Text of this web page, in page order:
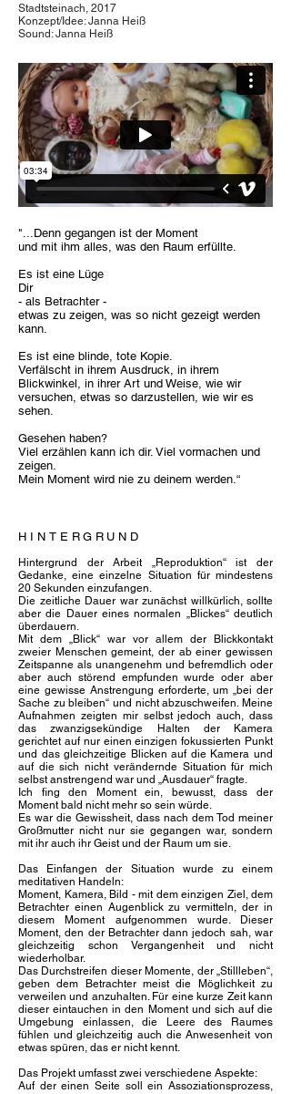
Stadtsteinach, 2017
Konzept/Idee: Janna Heiß
Sound: Janna Heiß
"...Denn gegangen ist der Moment
und mit ihm alles, was den Raum erfüllte.
Es ist eine Lüge
Dir
- als Betrachter -
etwas zu zeigen, was so nicht gezeigt werden
kann.
Es ist eine blinde, tote Kopie.
Verfälscht in ihrem Ausdruck, in ihrem
Blickwinkel, in ihrer Art und Weise, wie wir
versuchen, etwas so darzustellen, wie wir es
sehen.
Gesehen haben?
Viel erzählen kann ich dir. Viel vormachen und
zeigen.
Mein Moment wird nie zu deinem werden.“
HINTERGRUND
Hintergrund der Arbeit „Reproduktion“ ist der
Gedanke, eine einzelne Situation für mindestens
20 Sekunden einzufangen.
Die zeitliche Dauer war zunächst willkürlich, sollte
aber die Dauer eines normalen „Blickes“ deutlich
überdauern.
Mit dem „Blick“ war vor allem der Blickkontakt
zweier Menschen gemeint, der ab einer gewissen
Zeitspanne als unangenehm und befremdlich oder
aber auch störend empfunden wurde oder aber
eine gewisse Anstrengung erforderte, um „bei der
Sache zu bleiben“ und nicht abzuschweifen. Meine
Aufnahmen zeigten mir selbst jedoch auch, dass
das zwanzigsekündige Halten der Kamera
gerichtet auf nur einen einzigen fokussierten Punkt
und das gleichzeitige Blicken auf die Kamera und
auf die sich nicht verändernde Situation für mich
selbst anstrengend war und „Ausdauer“ fragte.
Ich fing den Moment ein, bewusst, dass der
Moment bald nicht mehr so sein würde.
Es war die Gewissheit, dass nach dem Tod meiner
Großmutter nicht nur sie gegangen war, sondern
mit ihr auch ihr Geist und der Raum um sie.
Das Einfangen der Situation wurde zu einem
meditativen Handeln:
Moment, Kamera, Bild - mit dem einzigen Ziel, dem
Betrachter einen Augenblick zu vermitteln, der in
diesem Moment aufgenommen wurde. Dieser
Moment, den der Betrachter dann jedoch sah, war
gleichzeitig schon Vergangenheit und nicht
wiederholbar.
Das Durchstreifen dieser Momente, der „Stillleben“,
geben dem Betrachter meist die Möglichkeit zu
verweilen und anzuhalten. Für eine kurze Zeit kann
dieser eintauchen in den Moment und sich auf die
Umgebung einlassen, die Leere des Raumes
fühlen und gleichzeitig auch die Anwesenheit von
etwas spüren, das er nicht kennt.
Das Projekt umfasst zwei verschiedene Aspekte:
Auf der einen Seite soll ein Assoziationsprozess,